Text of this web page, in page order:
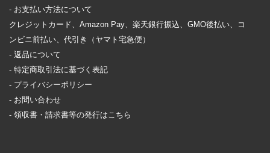
お支払い方法について
クレジットカード、Amazon Pay、楽天銀行振込、GMO後払い、コ
ンビニ前払い、代引き（ヤマト宅急便）
返品について
特定商取引法に基づく表記
プライバシーポリシー
お問い合わせ
領収書・請求書等の発行はこちら